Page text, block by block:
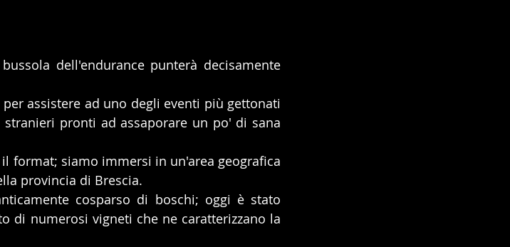
dell'endurance punterà decisamente
assistere ad uno degli eventi più gettonati
pronti ad assaporare un po' di sana
format; siamo immersi in un'area geografica
provincia di Brescia.
cosparso di boschi; oggi è stato
di numerosi vigneti che ne caratterizzano la